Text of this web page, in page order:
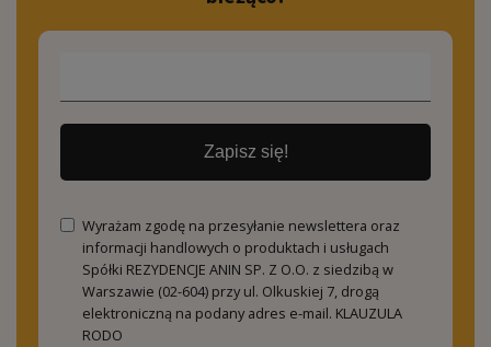
Zapisz się!
Wyrażam zgodę na przesyłanie newslettera oraz
informacji handlowych o produktach i usługach
Spółki REZYDENCJE ANIN SP. Z O.O. z siedzibą w
Warszawie (02-604) przy ul. Olkuskiej 7, drogą
elektroniczną na podany adres e-mail. KLAUZULA
RODO